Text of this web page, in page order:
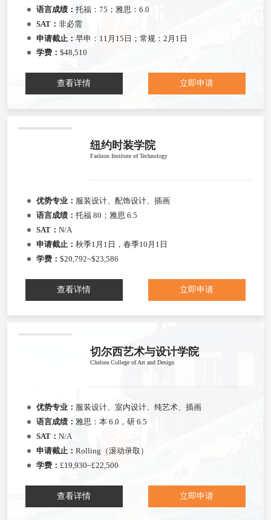
语言成绩： 托福：75；雅思：6.0
SAT： 非必需
申请截止： 早申：11月15日；常规：2月1日
学费： $48,510
查看详情 立即申请
纽约时装学院
Fashion Institute of Technology
优势专业： 服装设计、配饰设计、插画
语言成绩： 托福 80；雅思 6.5
SAT： N/A
申请截止： 秋季1月1日，春季10月1日
学费： $20,792~$23,586
查看详情 立即申请
切尔西艺术与设计学院
Chelsea College of Art and Design
优势专业： 服装设计、室内设计、纯艺术、插画
语言成绩： 雅思：本 6.0，研 6.5
SAT： N/A
申请截止： Rolling（滚动录取）
学费： £19,930~£22,500
查看详情 立即申请